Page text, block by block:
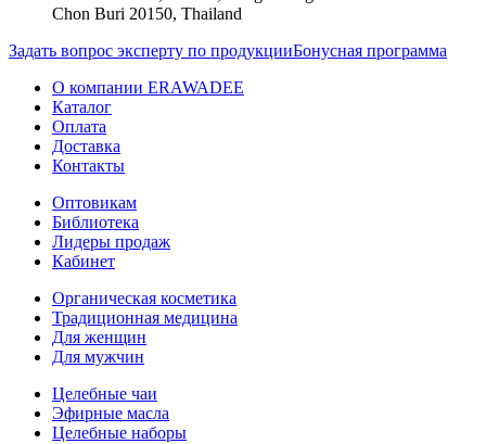
Chon Buri 20150, Thailand
Задать вопрос эксперту по продукцииБонусная программа
О компании ERAWADEE
Каталог
Оплата
Доставка
Контакты
Оптовикам
Библиотека
Лидеры продаж
Кабинет
Органическая косметика
Традиционная медицина
Для женщин
Для мужчин
Целебные чаи
Эфирные масла
Целебные наборы